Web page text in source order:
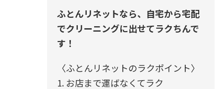
ふとんリネットなら、自宅から宅配
でクリーニングに出せてラクちんで
す！
〈ふとんリネットのラクポイント〉
1. お店まで運ばなくてラク